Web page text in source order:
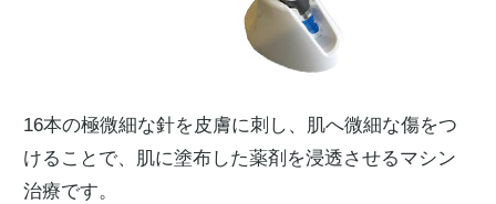
16本の極微細な針を皮膚に刺し、肌へ微細な傷をつ
けることで、肌に塗布した薬剤を浸透させるマシン
治療です。